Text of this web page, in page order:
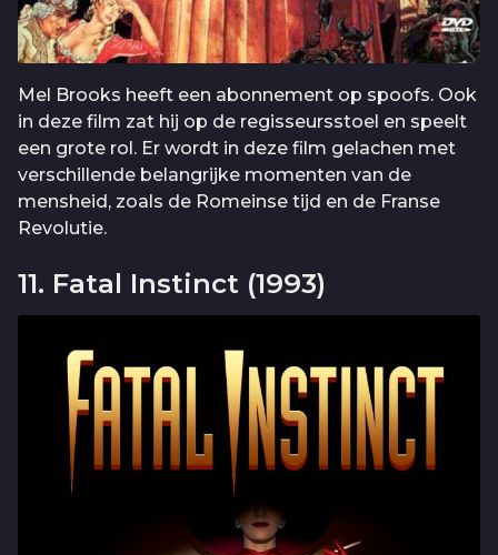
Mel Brooks heeft een abonnement op spoofs. Ook
in deze film zat hij op de regisseursstoel en speelt
een grote rol. Er wordt in deze film gelachen met
verschillende belangrijke momenten van de
mensheid, zoals de Romeinse tijd en de Franse
Revolutie.
11. Fatal Instinct (1993)